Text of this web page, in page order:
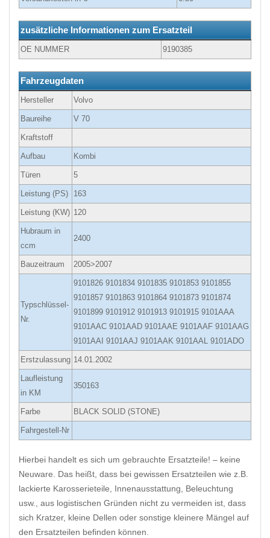
zusätzliche Informationen zum Ersatzteil
OE NUMMER 9190385
Fahrzeugdaten
Hersteller Volvo
Baureihe V 70
Kraftstoff
Aufbau Kombi
Türen 5
Leistung (PS) 163
Leistung (KW) 120
Hubraum in
ccm
2400
Bauzeitraum 2005>2007
Typschlüssel-
Nr.
9101826 9101834 9101835 9101853 9101855
9101857 9101863 9101864 9101873 9101874
9101899 9101912 9101913 9101915 9101AAA
9101AAC 9101AAD 9101AAE 9101AAF 9101AAG
9101AAI 9101AAJ 9101AAK 9101AAL 9101ADO
Erstzulassung 14.01.2002
Laufleistung
in KM
350163
Farbe BLACK SOLID (STONE)
Fahrgestell-Nr
Hierbei handelt es sich um gebrauchte Ersatzteile! – keine
Neuware. Das heißt, dass bei gewissen Ersatzteilen wie z.B.
lackierte Karosserieteile, Innenausstattung, Beleuchtung
usw., aus logistischen Gründen nicht zu vermeiden ist, dass
sich Kratzer, kleine Dellen oder sonstige kleinere Mängel auf
den Ersatzteilen befinden können.